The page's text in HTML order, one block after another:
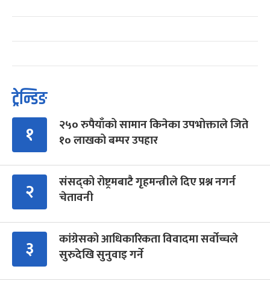
ट्रेन्डिङ
१
२५० रुपैयाँको सामान किनेका उपभोक्ताले जिते
१० लाखको बम्पर उपहार
२
संसद्को रोष्ट्रमबाटै गृहमन्त्रीले दिए प्रश्न नगर्न
चेतावनी
३
कांग्रेसको आधिकारिकता विवादमा सर्वोच्चले
सुरुदेखि सुनुवाइ गर्ने